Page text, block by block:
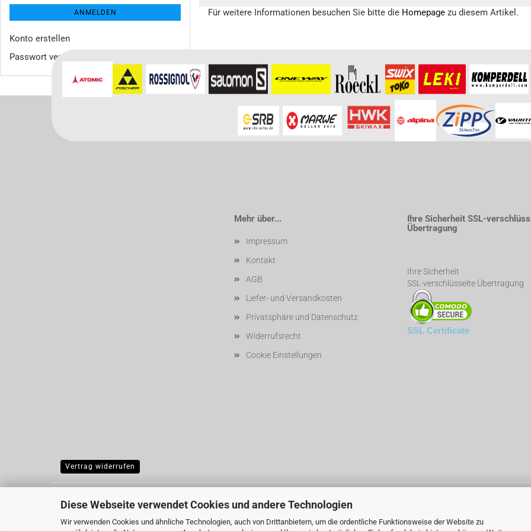
Diese Webseite verwendet Cookies und andere Technologien
Wir verwenden Cookies und ähnliche Technologien, auch von Drittanbietern, um die ordentliche Funktionsweise der Website zu
Für weitere Informationen besuchen Sie bitte die Homepage zu diesem Artikel.
ANMELDEN
Konto erstellen
Passwort vergessen?
Mehr über...
Impressum
Kontakt
AGB
Liefer- und Versandkosten
Privatsphäre und Datenschutz
Widerrufsrecht
Cookie Einstellungen
Ihre Sicherheit SSL-
Übertragung
Ihre Sicherheit
SSL-verschlüsselte Übertragung
SSL Certificate
Vertrag widerrufen